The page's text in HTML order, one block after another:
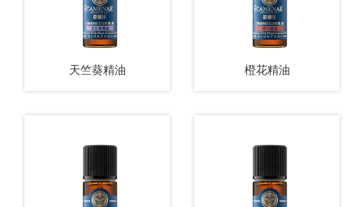
天竺葵精油
查看更多
橙花精油
查看更多